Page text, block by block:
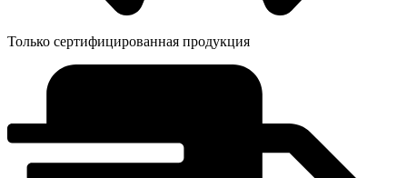
Только сертифицированная продукция